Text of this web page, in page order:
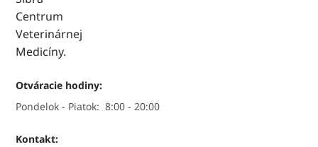
Otváracie hodiny:
Pondelok - Piatok: 8:00 - 20:00
Kontakt: